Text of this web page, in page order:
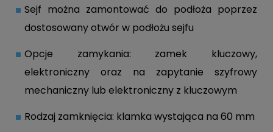
Sejf można zamontować do podłoża poprzez
dostosowany otwór w podłożu sejfu
Opcje zamykania: zamek kluczowy,
elektroniczny oraz na zapytanie szyfrowy
mechaniczny lub elektroniczny z kluczowym
Rodzaj zamknięcia: klamka wystająca na 60 mm